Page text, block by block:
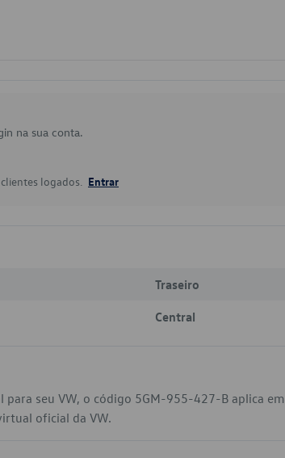
na sua conta.
logados. Entrar
Traseiro
Central
seu VW, o código 5GM-955-427-B aplica em
oficial da VW.